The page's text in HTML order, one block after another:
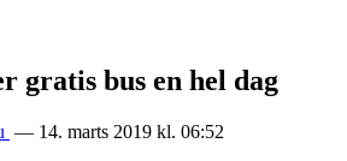
gratis bus en hel dag
— 14. marts 2019 kl. 06:52